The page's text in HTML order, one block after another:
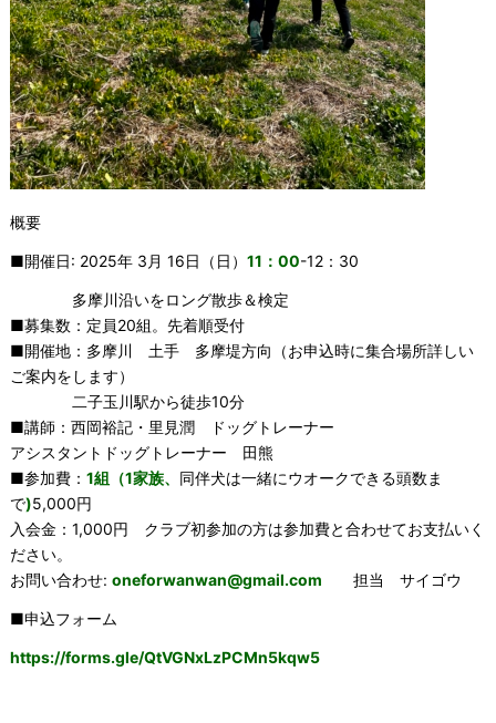
概要
■開催日: 2025年 3月 16日（日） 11：00-12：30
多摩川沿いをロング散歩＆検定
■募集数：定員20組。先着順受付
■開催地：多摩川 土手 多摩堤方向（お申込時に集合場所詳しい
ご案内をします）
二子玉川駅から徒歩10分
■講師：西岡裕記・里見潤 ドッグトレーナー
アシスタントドッグトレーナー 田熊
■参加費： 1組（1家族、 同伴犬は一緒にウオークできる頭数ま
で)5,000円
入会金：1,000円 クラブ初参加の方は参加費と合わせてお支払いく
ださい。
お問い合わせ: oneforwanwan@gmail.com 担当 サイゴウ
■申込フォーム
https://forms.gle/QtVGNxLzPCMn5kqw5